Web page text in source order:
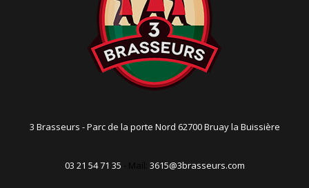
3 Brasseurs - Parc de la porte Nord 62700 Bruay la Buissière
03 21 54 71 35 - Mail: 3615@3brasseurs.com